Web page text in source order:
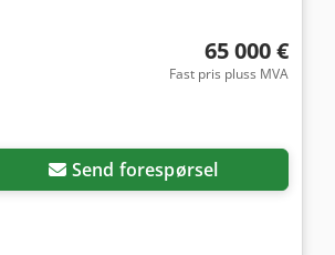
65 000 €
Fast pris pluss MVA
Send forespørsel